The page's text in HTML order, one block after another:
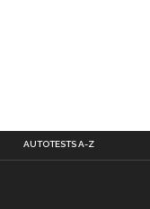
AUTOTESTS A-Z